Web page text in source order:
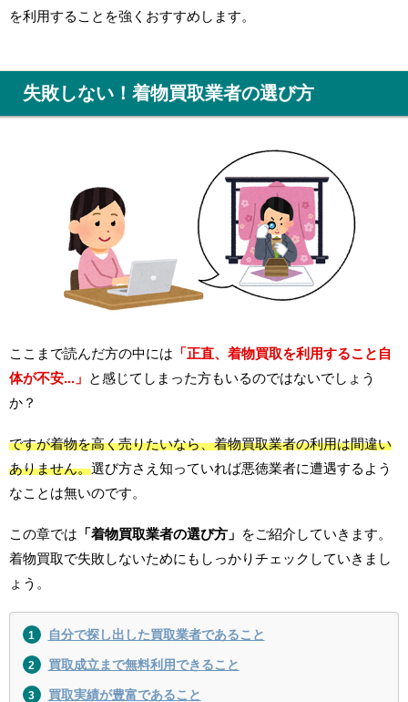
を利用することを強くおすすめします。
失敗しない！着物買取業者の選び方
ここまで読んだ方の中には 「正直、着物買取を利用すること自
体が不安...」
と感じてしまった方もいるのではないでしょう
か？
ですが着物を高く売りたいなら、着物買取業者の利用は間違い
ありません。選び方さえ知っていれば悪徳業者に遭遇するよう
なことは無いのです。
この章では 「着物買取業者の選び方」
をご紹介していきます。
着物買取で失敗しないためにもしっかりチェックしていきまし
ょう。
自分で探し出した買取業者であること
買取成立まで無料利用できること
買取実績が豊富であること